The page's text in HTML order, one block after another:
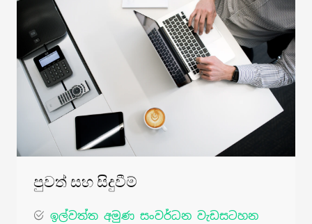
පුවත් සහ සිදුවීම්
ඉල්වත්ත අමුණ සංවර්ධන වැඩසටහන